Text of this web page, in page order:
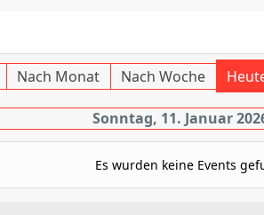
Nach Monat Nach Woche
Sonntag, 11. Januar
Es wurden keine Events